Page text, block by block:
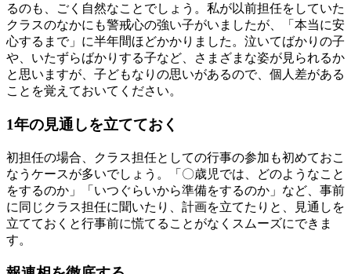
るのも、ごく自然なことでしょう。私が以前担任をしていた
クラスのなかにも警戒心の強い子がいましたが、「本当に安
心するまで」に半年間ほどかかりました。泣いてばかりの子
や、いたずらばかりする子など、さまざまな姿が見られるか
と思いますが、子どもなりの思いがあるので、個人差がある
ことを覚えておいてください。
1年の見通しを立てておく
初担任の場合、クラス担任としての行事の参加も初めておこ
なうケースが多いでしょう。「〇歳児では、どのようなこと
をするのか」「いつぐらいから準備をするのか」など、事前
に同じクラス担任に聞いたり、計画を立てたりと、見通しを
立てておくと行事前に慌てることがなくスムーズにできま
す。